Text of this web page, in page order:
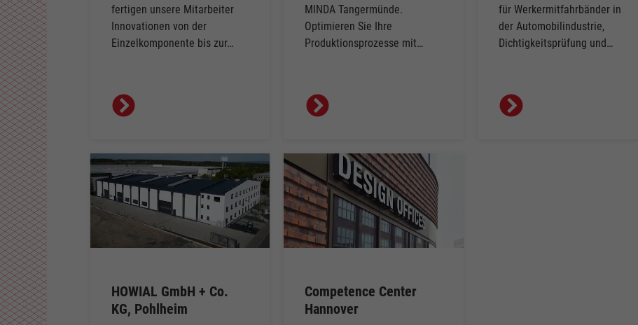
fertigen unsere Mitarbeiter
Innovationen von der
Einzelkomponente bis zur…
MINDA Tangermünde.
Optimieren Sie Ihre
Produktionsprozesse mit…
für Werkermitfahrbänder in
der Automobilindustrie,
Dichtigkeitsprüfung und…
HOWIAL GmbH + Co.
KG, Pohlheim
Competence Center
Hannover